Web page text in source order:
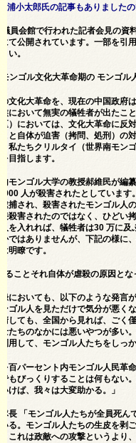
小太郎氏の記事もありましたの
員会館で行われた記者会見の資
て公開されています。一部を引
い。
ンゴル文化大革命期の モンゴル
文化大革命を、現在の中国政府
において無実の犠牲者が出たこ
）においては、文化大革命に反
と自体が迫害（拷問、処刑）の
私たちクリルタイ（世界南モン
目指します。
モンゴル大学の教授郝維民が編
人が殺害されたとしていま
捕され、殺害されたモンゴル人
殺害されたのではなく、ひどい
を入れれば、犠牲者は30 万に
ではありませんが、下記の様に
明瞭です。
ることそれ自体が虐殺の原因と
においても、以下のような発言
ゴル人を見ただけで気分が悪く
しても、全国から見れば、ごく
たちのなかには悪いやつが多い
用して、モンゴル人たちをしっ
百パーセント内モンゴル人民革
もびっくりすることは何もない
けば、我々は大変助かる。」
長 「モンゴル人たちが全員死ん
る。モンゴル人たちの生皮を剥
これは政敵への攻撃というより